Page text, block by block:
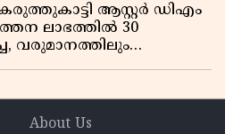
ആസ്റ്റർ ഡിഎം
ലാഭത്തിൽ 30
വരുമാനത്തിലും
About Us